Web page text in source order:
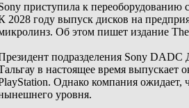
приступила к переоборудованию
2028 году выпуск дисков на
Об этом пишет издание
подразделения Sony
в настоящее время выпускает
Однако компания ожидает,
уровня.